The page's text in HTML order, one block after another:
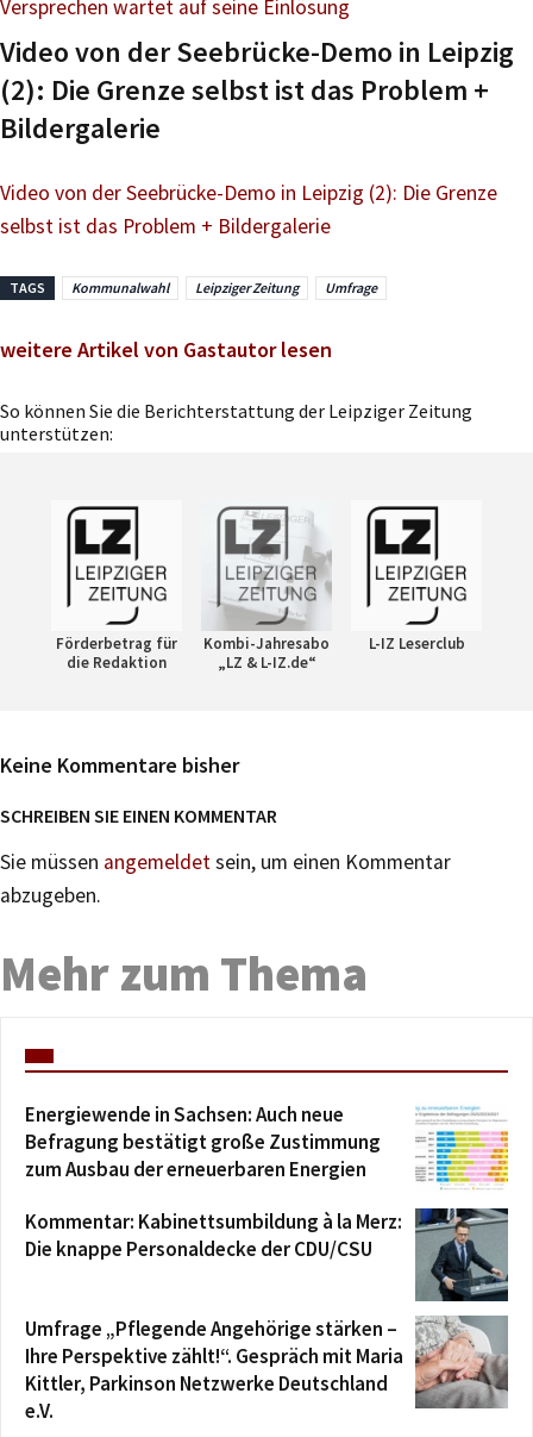
Versprechen wartet auf seine Einlösung
Video von der Seebrücke-Demo in Leipzig
(2): Die Grenze selbst ist das Problem +
Bildergalerie
Video von der Seebrücke-Demo in Leipzig (2): Die Grenze
selbst ist das Problem + Bildergalerie
TAGS Kommunalwahl Leipziger Zeitung Umfrage
weitere Artikel von Gastautor lesen
So können Sie die Berichterstattung der Leipziger Zeitung
unterstützen:
Förderbetrag für
die Redaktion
Kombi-Jahresabo
„LZ & L-IZ.de“
L-IZ Leserclub
Keine Kommentare bisher
SCHREIBEN SIE EINEN KOMMENTAR
Sie müssen angemeldetsein, um einen Kommentar
abzugeben.
Mehr zum Thema
Energiewende in Sachsen: Auch neue
Befragung bestätigt große Zustimmung
zum Ausbau der erneuerbaren Energien
Kommentar: Kabinettsumbildung à la Merz:
Die knappe Personaldecke der CDU/CSU
Umfrage „Pflegende Angehörige stärken –
Ihre Perspektive zählt!“. Gespräch mit Maria
Kittler, Parkinson Netzwerke Deutschland
e.V.